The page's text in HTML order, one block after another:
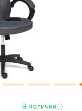
В наличии